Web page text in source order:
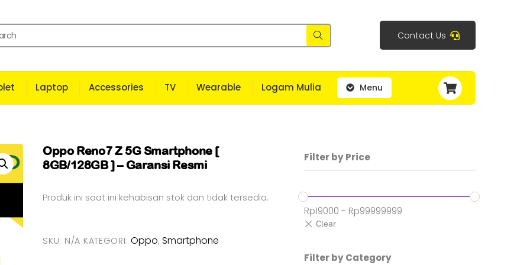
Laptop Accessories TV Wearable Logam Mulia Menu
Contact Us
Oppo Reno7 Z 5G Smartphone [
8GB/128GB ] – Garansi Resmi
Produk ini saat ini kehabisan stok dan tidak tersedia.
SKU: N/A KATEGORI: Oppo,Smartphone
Filter by Price
Rp19000 - Rp99999999
Filter by Category